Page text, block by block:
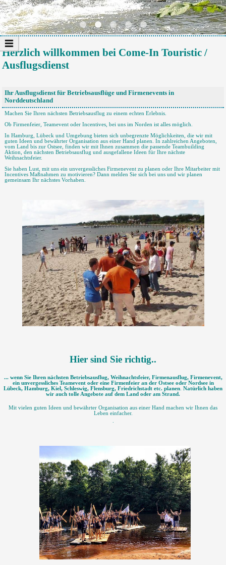
Herzlich willkommen bei Come-In Touristic /
Ausflugsdienst
Ihr Ausflugsdienst für Betriebsausflüge und Firmenevents in
Norddeutschland
Machen Sie Ihren nächsten Betriebsausflug zu einem echten Erlebnis.
Ob Firmenfeier, Teamevent oder Incentives, bei uns im Norden ist alles möglich.
In Hamburg, Lübeck und Umgebung bieten sich unbegrenzte Möglichkeiten, die wir mit
guten Ideen und bewährter Organisation aus einer Hand planen. In zahlreichen Angeboten,
vom Land bis zur Ostsee, finden wir mit Ihnen zusammen die passende Teambuilding
Aktion, den nächsten Betriebsausflug und ausgefallene Ideen für Ihre nächste
Weihnachtsfeier.
Sie haben Lust, mit uns ein unvergessliches Firmenevent zu planen oder Ihre Mitarbeiter mit
Incentives Maßnahmen zu motivieren? Dann melden Sie sich bei uns und wir planen
gemeinsam Ihr nächstes Vorhaben.
Hier sind Sie richtig..
... wenn Sie Ihren nächsten Betriebsausflug, Weihnachtsfeier, Firmenausflug, Firmenevent,
ein unvergessliches Teamevent oder eine Firmenfeier an der Ostsee oder Nordsee in
Lübeck, Hamburg, Kiel, Schleswig, Flensburg, Friedrichstadt etc. planen. Natürlich haben
wir auch tolle Angebote auf dem Land oder am Strand.
Mit vielen guten Ideen und bewährter Organisation aus einer Hand machen wir Ihnen das
Leben einfacher.